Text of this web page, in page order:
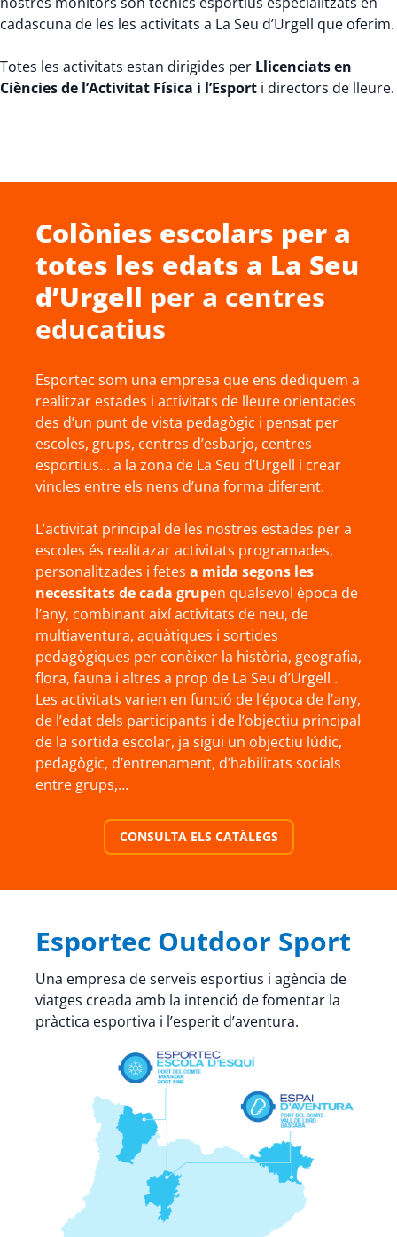
cadascuna de les les activitats a La Seu d’Urgell que oferim.
Totes les activitats estan dirigides per Llicenciats en
Ciències de l’Activitat Física i l’Esport i directors de lleure.
Colònies escolars per a
totes les edats a La Seu
d’Urgell per a centres
educatius
Esportec som una empresa que ens dediquem a
realitzar estades i activitats de lleure orientades
des d’un punt de vista pedagògic i pensat per
escoles, grups, centres d’esbarjo, centres
esportius… a la zona de La Seu d’Urgell i crear
vincles entre els nens d’una forma diferent.
L’activitat principal de les nostres estades per a
escoles és realitazar activitats programades,
personalitzades i fetes a mida segons les
necessitats de cada grupen qualsevol època de
l’any, combinant així activitats de neu, de
multiaventura, aquàtiques i sortides
pedagògiques per conèixer la història, geografia,
flora, fauna i altres a prop de La Seu d’Urgell .
Les activitats varien en funció de l’época de l’any,
de l’edat dels participants i de l’objectiu principal
de la sortida escolar, ja sigui un objectiu lúdic,
pedagògic, d’entrenament, d’habilitats socials
entre grups,…
CONSULTA ELS CATÀLEGS
Esportec Outdoor Sport
Una empresa de serveis esportius i agència de
viatges creada amb la intenció de fomentar la
pràctica esportiva i l’esperit d’aventura.